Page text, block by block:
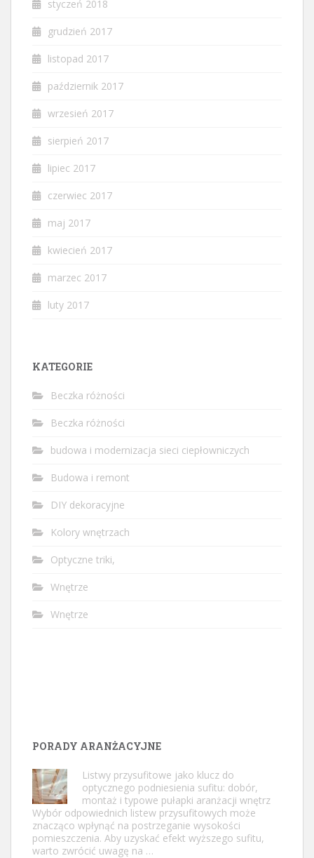
styczeń 2018
grudzień 2017
listopad 2017
październik 2017
wrzesień 2017
sierpień 2017
lipiec 2017
czerwiec 2017
maj 2017
kwiecień 2017
marzec 2017
luty 2017
KATEGORIE
Beczka różności
Beczka różności
budowa i modernizacja sieci ciepłowniczych
Budowa i remont
DIY dekoracyjne
Kolory wnętrzach
Optyczne triki,
Wnętrze
Wnętrze
PORADY ARANŻACYJNE
Listwy przysufitowe jako klucz do
optycznego podniesienia sufitu: dobór,
montaż i typowe pułapki aranżacji wnętrz
Wybór odpowiednich listew przysufitowych może
znacząco wpłynąć na postrzeganie wysokości
pomieszczenia. Aby uzyskać efekt wyższego sufitu,
warto zwrócić uwagę na …